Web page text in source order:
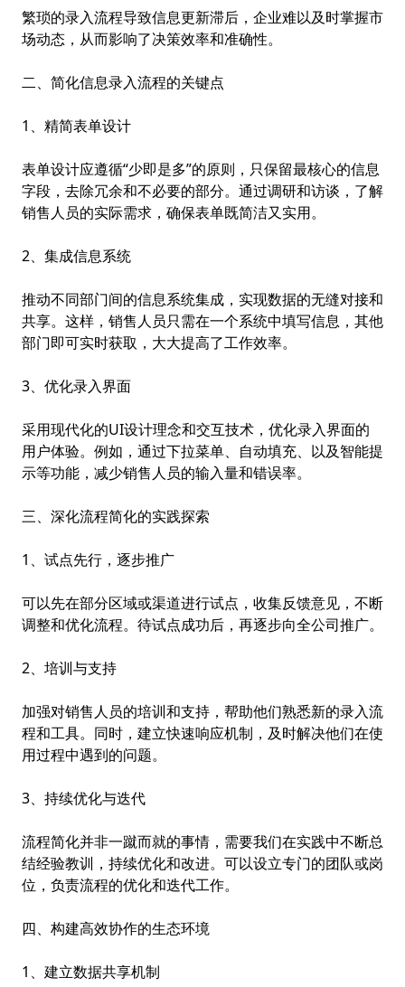
繁琐的录入流程导致信息更新滞后，企业难以及时掌握市
场动态，从而影响了决策效率和准确性。
二、简化信息录入流程的关键点
1、精简表单设计
表单设计应遵循“少即是多”的原则，只保留最核心的信息
字段，去除冗余和不必要的部分。通过调研和访谈，了解
销售人员的实际需求，确保表单既简洁又实用。
2、集成信息系统
推动不同部门间的信息系统集成，实现数据的无缝对接和
共享。这样，销售人员只需在一个系统中填写信息，其他
部门即可实时获取，大大提高了工作效率。
3、优化录入界面
采用现代化的UI设计理念和交互技术，优化录入界面的
用户体验。例如，通过下拉菜单、自动填充、以及智能提
示等功能，减少销售人员的输入量和错误率。
三、深化流程简化的实践探索
1、试点先行，逐步推广
可以先在部分区域或渠道进行试点，收集反馈意见，不断
调整和优化流程。待试点成功后，再逐步向全公司推广。
2、培训与支持
加强对销售人员的培训和支持，帮助他们熟悉新的录入流
程和工具。同时，建立快速响应机制，及时解决他们在使
用过程中遇到的问题。
3、持续优化与迭代
流程简化并非一蹴而就的事情，需要我们在实践中不断总
结经验教训，持续优化和改进。可以设立专门的团队或岗
位，负责流程的优化和迭代工作。
四、构建高效协作的生态环境
1、建立数据共享机制